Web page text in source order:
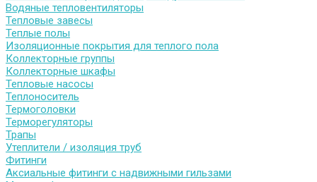
Водяные тепловентиляторы
Тепловые завесы
Теплые полы
Изоляционные покрытия для теплого пола
Коллекторные группы
Коллекторные шкафы
Тепловые насосы
Теплоноситель
Термоголовки
Терморегуляторы
Трапы
Утеплители / изоляция труб
Фитинги
Аксиальные фитинги с надвижными гильзами